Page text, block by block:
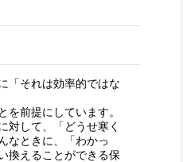
「それは効率的ではな
前提にしています。
対して、「どうせ寒く
なときに、「わかっ
換えることができる保